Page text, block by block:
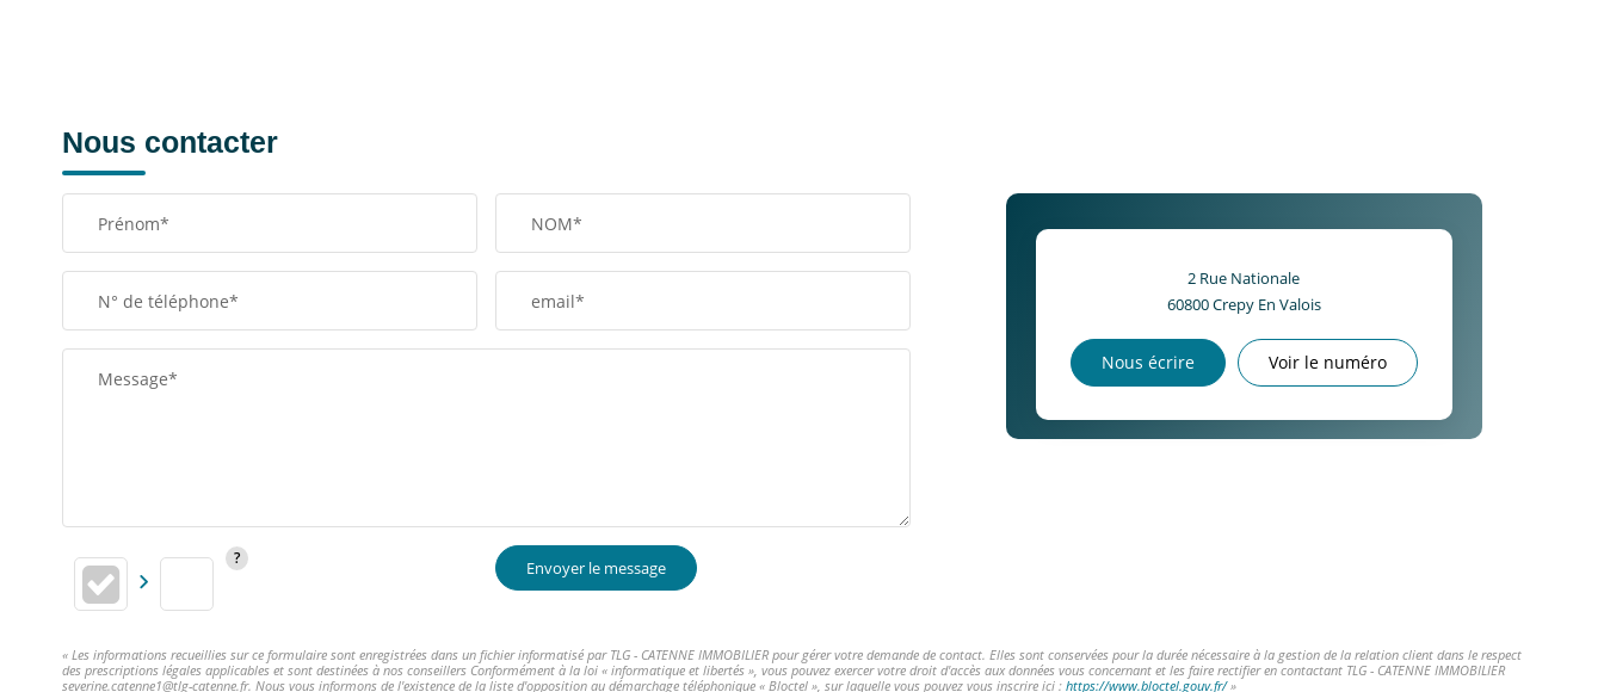
Nous contacter
Prénom* NOM*
N° de téléphone* email*
Message*
Envoyer le message
2 Rue Nationale
60800Crepy En Valois
Nous écrire Voir le numéro
« Les informations recueillies sur ce formulaire sont enregistrées dans un fichier informatisé par TLG - CATENNE IMMOBILIER pour gérer votre demande de contact. Elles sont conservées pour la durée nécessaire à la gestion de la relation client dans le respect
des prescriptions légales applicables et sont destinées à nos conseillers Conformément à la loi « informatique et libertés », vous pouvez exercer votre droit d'accès aux données vous concernant et les faire rectifier en contactant TLG - CATENNE IMMOBILIER
severine.catenne1@tlg-catenne.fr. Nous vous informons de l'existence de la liste d'opposition au démarchage téléphonique « Bloctel », sur laquelle vous pouvez vous inscrire ici : https://www.bloctel.gouv.fr/»